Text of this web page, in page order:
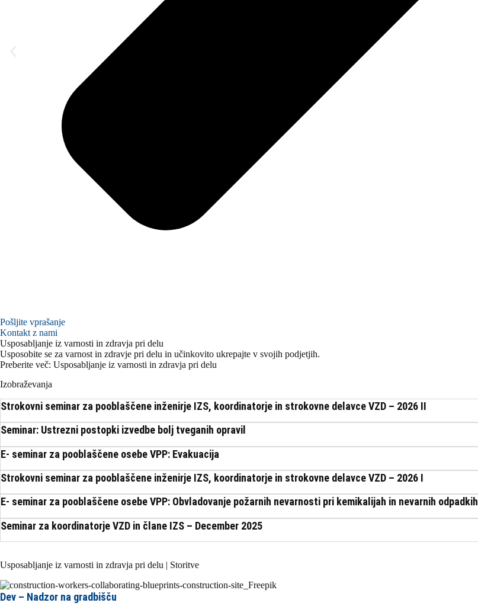
Pošljite vprašanje
Kontakt z nami
Usposabljanje iz varnosti in zdravja pri delu
Usposobite se za varnost in zdravje pri delu in učinkovito ukrepajte v svojih podjetjih.
Preberite več: Usposabljanje iz varnosti in zdravja pri delu
Izobraževanja
Strokovni seminar za pooblaščene inženirje IZS, koordinatorje in strokovne delavce VZD – 2026 II
Seminar: Ustrezni postopki izvedbe bolj tveganih opravil
E- seminar za pooblaščene osebe VPP: Evakuacija
Strokovni seminar za pooblaščene inženirje IZS, koordinatorje in strokovne delavce VZD – 2026 I
E- seminar za pooblaščene osebe VPP: Obvladovanje požarnih nevarnosti pri kemikalijah in nevarnih odpadkih
Seminar za koordinatorje VZD in člane IZS – December 2025
Usposabljanje iz varnosti in zdravja pri delu | Storitve
Dev – Nadzor na gradbišču